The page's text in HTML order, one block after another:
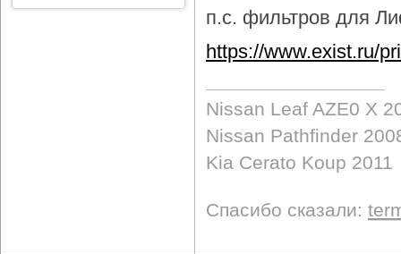
п.с. фильтров для
https://www.exist.ru/
Nissan Leaf AZE0 X
Nissan Pathfinder
Kia Cerato Koup 2011
Спасибо сказали: